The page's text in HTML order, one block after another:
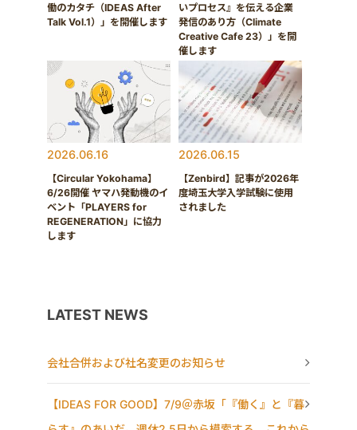
働のカタチ（IDEAS After
Talk Vol.1）」を開催します
いプロセス』を伝える企業
発信のあり方（Climate
Creative Cafe 23）」を開
催します
2026.06.16
【Circular Yokohama】
6/26開催 ヤマハ発動機のイ
ベント「PLAYERS for
REGENERATION」に協力
します
2026.06.15
【Zenbird】記事が2026年
度埼玉大学入学試験に使用
されました
LATEST NEWS
会社合併および社名変更のお知らせ
【IDEAS FOR GOOD】7/9＠赤坂「『働く』と『暮